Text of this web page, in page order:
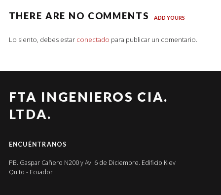
THERE ARE NO COMMENTS ADD YOURS
Lo siento, debes estar conectado para publicar un comentario.
FTA INGENIEROS CIA.
LTDA.
ENCUÉNTRANOS
PB. Gaspar Cañero N200 y Av. 6 de Diciembre. Edificio Kiev
Quito - Ecuador